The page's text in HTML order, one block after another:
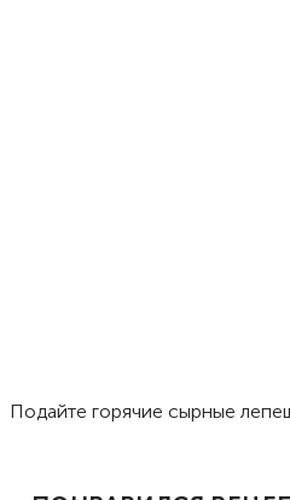
Подайте горячие сырные